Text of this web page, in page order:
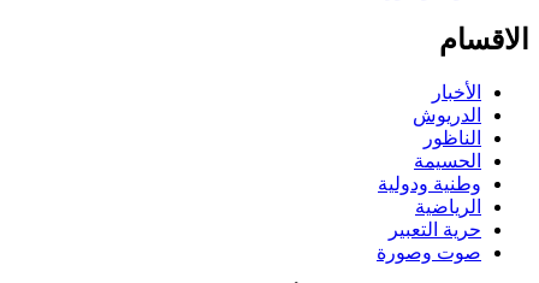
الأخبار
الدريوش
الناظور
الحسيمة
وطنية ودولية
الرياضية
حرية التعبير
صوت وصورة